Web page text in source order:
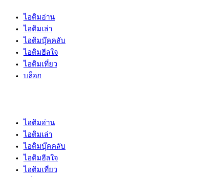
ไอติมอ่าน
ไอติมเล่า
ไอติมบุ๊คคลับ
ไอติมฮีลใจ
ไอติมเที่ยว
บล็อก
ไอติมอ่าน
ไอติมเล่า
ไอติมบุ๊คคลับ
ไอติมฮีลใจ
ไอติมเที่ยว